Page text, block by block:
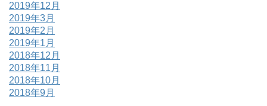
2019年12月
2019年3月
2019年2月
2019年1月
2018年12月
2018年11月
2018年10月
2018年9月